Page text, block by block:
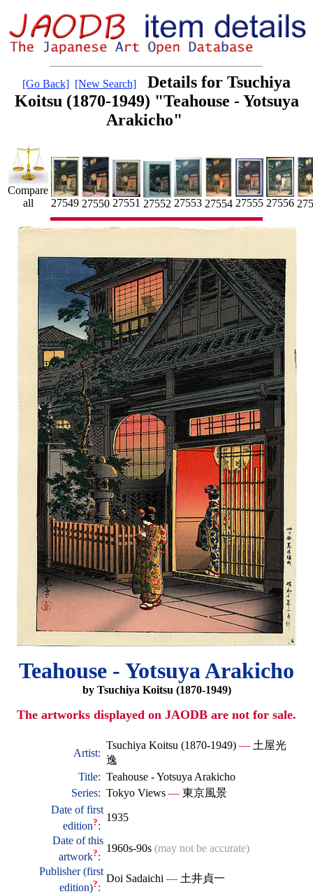
[Go Back] [New Search]
Details for Tsuchiya
Koitsu (1870-1949) "Teahouse - Yotsuya
Arakicho"
Compare
all
27549 27550 27551 27552 27553 27554 27555 27556
Teahouse - Yotsuya Arakicho
by Tsuchiya Koitsu (1870-1949)
The artworks displayed on JAODB are not for sale.
Artist:
Tsuchiya Koitsu (1870-1949) — 土屋光
逸
Title: Teahouse - Yotsuya Arakicho
Series: Tokyo Views — 東京風景
Date of first
edition?:
1935
Date of this
artwork?:
1960s-90s (may not be accurate)
Publisher (first
edition)?:
Doi Sadaichi — 土井貞一